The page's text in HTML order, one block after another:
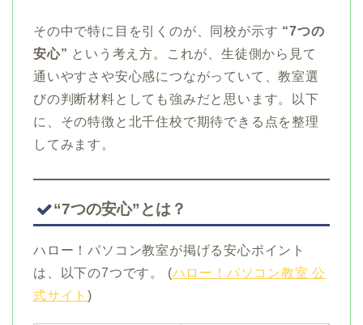
その中で特に目を引くのが、同校が示す “7つの
安心” という考え方。これが、生徒側から見て
通いやすさや安心感につながっていて、教室選
びの判断材料としても強みだと思います。以下
に、その特徴と北千住校で期待できる点を整理
してみます。
“7つの安心”とは？
ハロー！パソコン教室が掲げる安心ポイント
は、以下の7つです。 (ハロー！パソコン教室 公
式サイト)